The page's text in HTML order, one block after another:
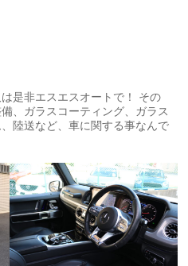
是非エスエスオートで！ その
、ガラスコーティング、ガラス
陸送など、車に関する事なんで